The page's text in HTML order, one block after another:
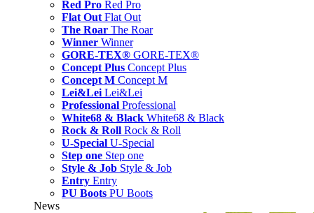
Red Pro Red Pro
Flat Out Flat Out
The Roar The Roar
Winner Winner
GORE-TEX® GORE-TEX®
Concept Plus Concept Plus
Concept M Concept M
Lei&Lei Lei&Lei
Professional Professional
White68 & Black White68 & Black
Rock & Roll Rock & Roll
U-Special U-Special
Step one Step one
Style & Job Style & Job
Entry Entry
PU Boots PU Boots
News